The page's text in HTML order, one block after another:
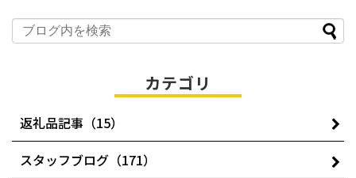
カテゴリ
返礼品記事（15）
スタッフブログ（171）